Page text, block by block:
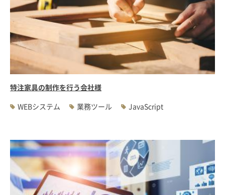
特注家具の制作を行う会社様
WEBシステム
業務ツール JavaScript